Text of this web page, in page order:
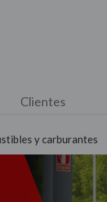
Clientes
y carburantes